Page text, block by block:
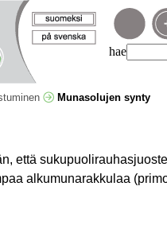
hae
Munasolujen synty
että
alkumunarakkulaa